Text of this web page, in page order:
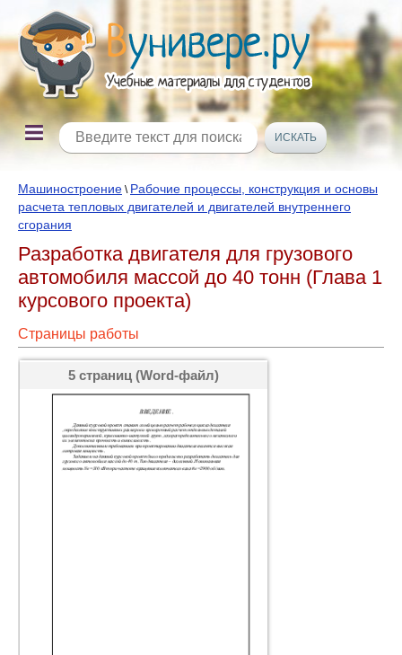
Машиностроение \ Рабочие процессы, конструкция и основы
расчета тепловых двигателей и двигателей внутреннего
сгорания
Разработка двигателя для грузового
автомобиля массой до 40 тонн (Глава 1
курсового проекта)
Страницы работы
5 страниц (Word-файл)